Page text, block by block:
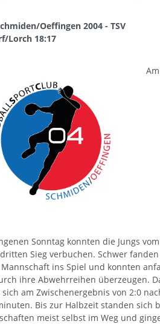
Oeffingen 2004 - TSV
Lorch 18:17
Am
Sonntag konnten die Jungs vom
Sieg verbuchen. Schwer fanden
ins Spiel und konnten
ihre Abwehrreihen überzeugen.
sich am Zwischenergebnis von 2:0
Bis zur Halbzeit standen sich
meist selbst im Weg und